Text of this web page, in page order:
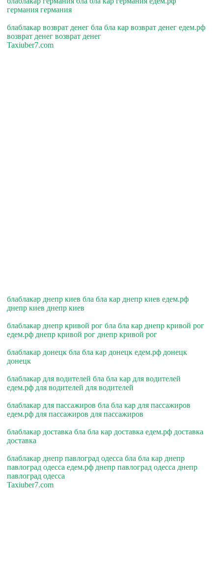
германия германия
блаблакар возврат денег бла бла кар возврат денег едем.рф
возврат денег возврат денег
Taxiuber7.com
блаблакар днепр киев бла бла кар днепр киев едем.рф
днепр киев днепр киев
блаблакар днепр кривой рог бла бла кар днепр кривой рог
едем.рф днепр кривой рог днепр кривой рог
блаблакар донецк бла бла кар донецк едем.рф донецк
донецк
блаблакар для водителей бла бла кар для водителей
едем.рф для водителей для водителей
блаблакар для пассажиров бла бла кар для пассажиров
едем.рф для пассажиров для пассажиров
блаблакар доставка бла бла кар доставка едем.рф доставка
доставка
блаблакар днепр павлоград одесса бла бла кар днепр
павлоград одесса едем.рф днепр павлоград одесса днепр
павлоград одесса
Taxiuber7.com